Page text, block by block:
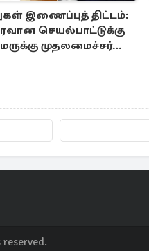
இணைப்புத் திட்டம்:
செயல்பாட்டுக்கு
முதலமைச்சர்